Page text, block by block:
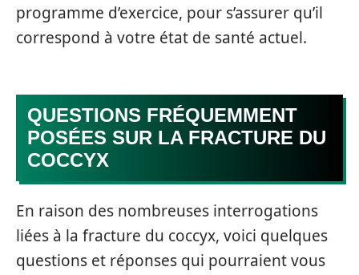
programme d’exercice, pour s’assurer qu’il
correspond à votre état de santé actuel.
QUESTIONS FRÉQUEMMENT
POSÉES SUR LA FRACTURE DU
COCCYX
En raison des nombreuses interrogations
liées à la fracture du coccyx, voici quelques
questions et réponses qui pourraient vous